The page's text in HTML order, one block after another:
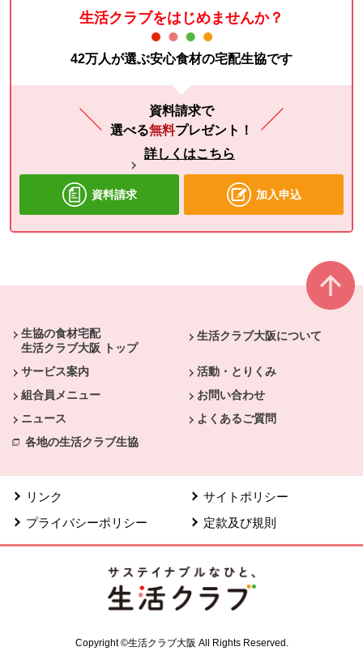
生活クラブをはじめませんか？
42万人が選ぶ安心食材の宅配生協です
資料請求で
選べる無料プレゼント！
詳しくはこちら
資料請求 加入申込
生協の食材宅配
生活クラブ大阪 トップ
生活クラブ大阪について
サービス案内
活動・とりくみ
組合員メニュー
お問い合わせ
ニュース
よくあるご質問
各地の生活クラブ生協
リンク
サイトポリシー
プライバシーポリシー
定款及び規則
Copyright ©生活クラブ大阪 All Rights Reserved.